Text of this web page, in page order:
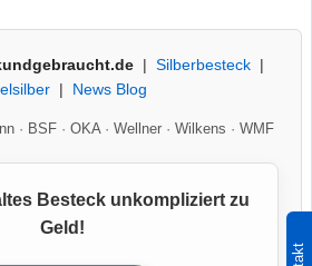
| Silberbesteck|
| News Blog
· BSF· OKA· Wellner· Wilkens · WMF
Besteck unkompliziert zu
Geld!